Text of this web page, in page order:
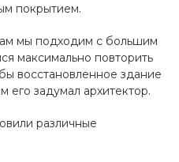
покрытием.
мы подходим с большим
максимально повторить
восстановленное здание
его задумал архитектор.
различные